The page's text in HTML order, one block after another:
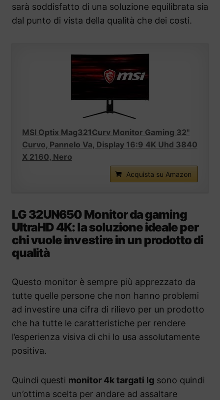
sarà soddisfatto di una soluzione equilibrata sia
dal punto di vista della qualità che dei costi.
MSI Optix Mag321Curv Monitor Gaming 32"
Curvo, Pannelo Va, Display 16:9 4K Uhd 3840
X 2160, Nero
Acquista su Amazon
LG 32UN650 Monitor da gaming
UltraHD 4K: la soluzione ideale per
chi vuole investire in un prodotto di
qualità
Questo monitor è sempre più apprezzato da
tutte quelle persone che non hanno problemi
ad investire una cifra di rilievo per un prodotto
che ha tutte le caratteristiche per rendere
l’esperienza visiva di chi lo usa assolutamente
positiva.
Quindi questi monitor 4k targati lg sono quindi
un’ottima scelta per andare ad assaltare